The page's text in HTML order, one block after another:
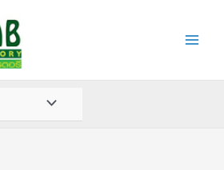
Menü